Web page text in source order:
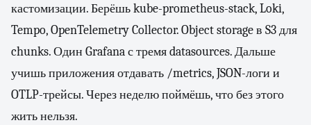
кастомизации. Берёшь kube-prometheus-stack, Loki,
Tempo, OpenTelemetry Collector. Object storage в S3 для
chunks. Один Grafana с тремя datasources. Дальше
учишь приложения отдавать /metrics, JSON-логи и
OTLP-трейсы. Через неделю поймёшь, что без этого
жить нельзя.